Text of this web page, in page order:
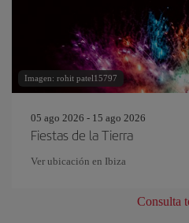
Imagen: rohit patel15797
05 ago 2026 - 15 ago 2026
Fiestas de la Tierra
Ver ubicación en Ibiza
Consulta